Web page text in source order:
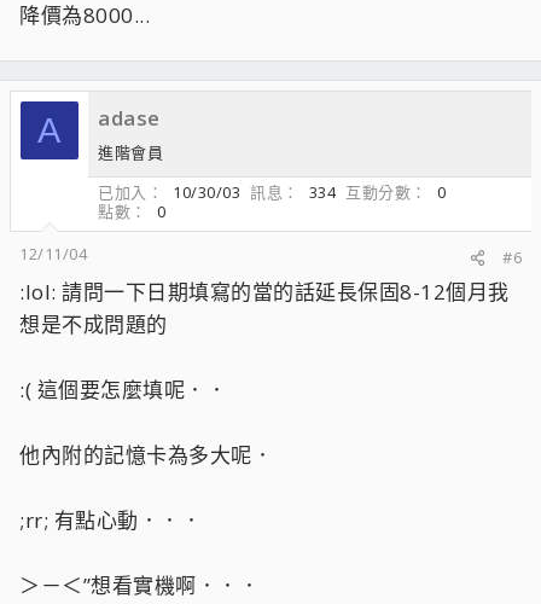
降價為8000...
A adase
進階會員
已加入
10/30/03 訊息 334 互動分數
0
點數
0
12/11/04
#6
:lol: 請問一下日期填寫的當的話延長保固8-12個月我
想是不成問題的
:( 這個要怎麼填呢．．
他內附的記憶卡為多大呢．
;rr; 有點心動．．．
＞－＜”想看實機啊．．．